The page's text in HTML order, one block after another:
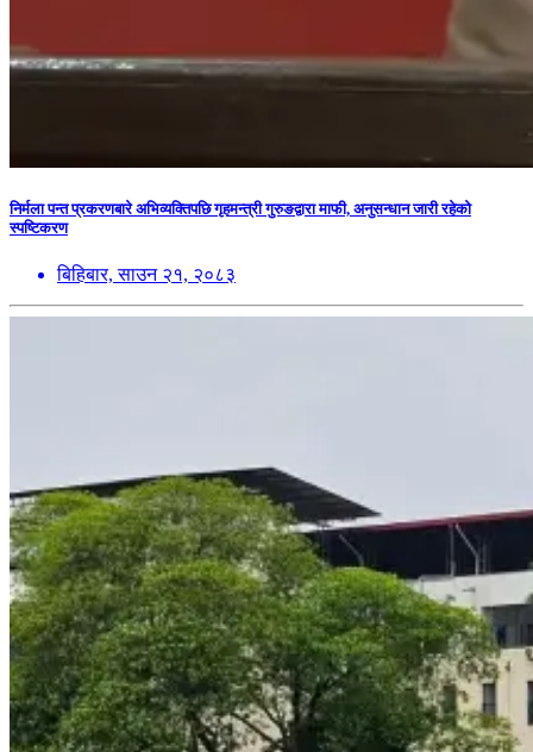
निर्मला पन्त प्रकरणबारे अभिव्यक्तिपछि गृहमन्त्री गुरुङद्वारा माफी, अनुसन्धान जारी रहेको
स्पष्टिकरण
बिहिबार, साउन २१, २०८३